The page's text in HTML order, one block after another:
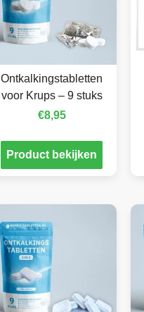
Ontkalkingstabletten
voor Krups – 9 stuks
€8,95
Product bekijken